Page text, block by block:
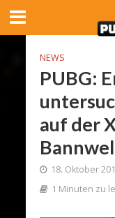
NEWS
PUBG:
auf der
18. Oktober
1 Minuten zu